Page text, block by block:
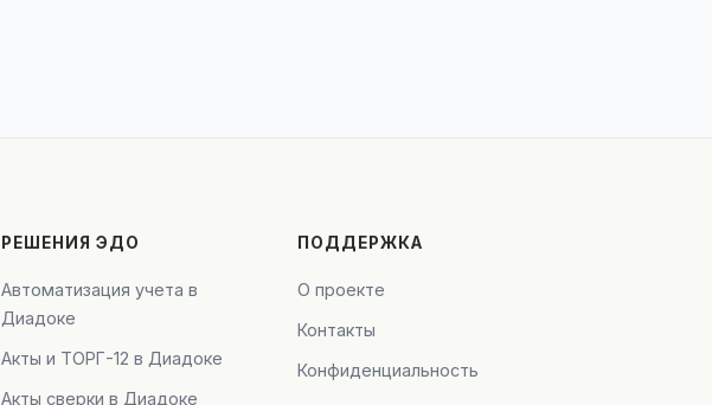
РЕШЕНИЯ ЭДО
Автоматизация учета в
Диадоке
Акты и ТОРГ-12 в Диадоке
Акты сверки в Диадоке
ПОДДЕРЖКА
О проекте
Контакты
Конфиденциальность